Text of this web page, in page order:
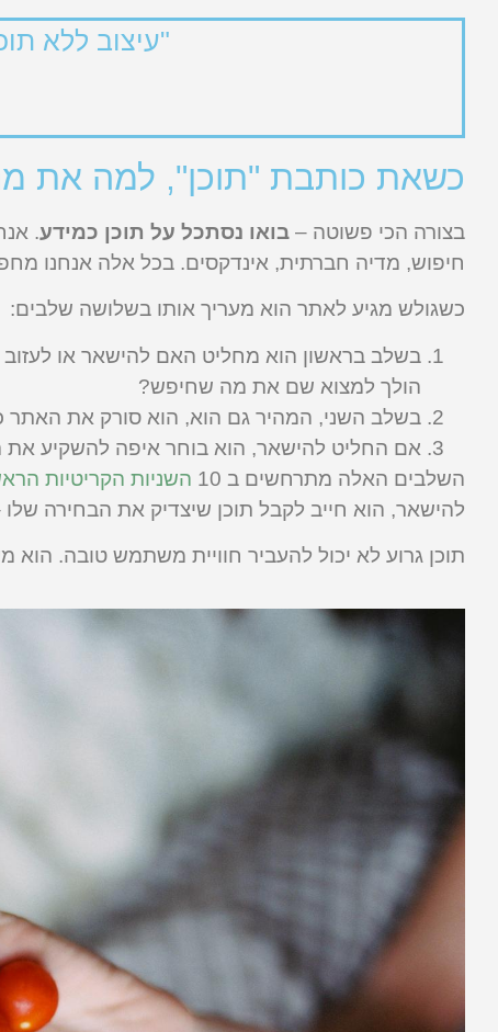
"עיצוב ללא
כשאת כותבת "תוכן", למה את
בצורה הכי פשוטה – בואו נסתכל על תוכן כמידע.
חיפוש, מדיה חברתית, אינדקסים. בכל אלה אנחנו
כשגולש מגיע לאתר הוא מעריך אותו בשלושה שלבים:
בשלב בראשון הוא מחליט האם להישאר או לעזוב
הולך למצוא שם את מה שחיפש?
בשלב השני, המהיר גם הוא, הוא סורק את האתר
אם החליט להישאר, הוא בוחר איפה להשקיע את
השלבים האלה מתרחשים ב 10
השניות הקריטיות
להישאר, הוא חייב לקבל תוכן שיצדיק את הבחירה
תוכן גרוע לא יכול להעביר חוויית משתמש טובה.